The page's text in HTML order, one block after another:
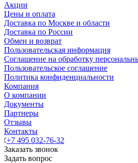
Акции
Цены и оплата
Доставка по Москве и области
Доставка по России
Обмен и возврат
Пользовательская информация
Соглашение на обработку
Пользовательское соглашение
Политика конфиденциальности
Компания
О компании
Документы
Партнеры
Отзывы
Контакты
+7 495 032-76-32
Заказать звонок
Задать вопрос